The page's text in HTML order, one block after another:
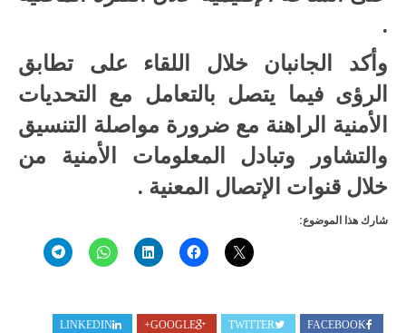
وأكد الجانبان خلال اللقاء على تطابق
الرؤى فيما يتصل بالتعامل مع التحديات
الأمنية الراهنة مع ضرورة مواصلة التنسيق
والتشاور وتبادل المعلومات الأمنية من
خلال قنوات الإتصال المعنية .
شارك هذا الموضوع:
FACEBOOK
TWITTER
GOOGLE+
LINKEDIN